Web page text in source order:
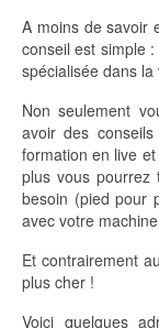
A moins de savoir
conseil est simple
spécialisée dans
Non seulement
avoir des
formation en live
plus vous pourrez
besoin (pied pour
avec votre
Et contrairement
plus cher !
Voici quelques